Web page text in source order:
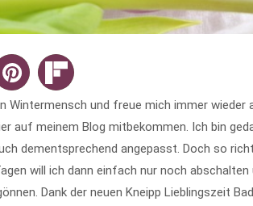
Wintermensch und freue mich immer wieder
auf meinem Blog mitbekommen. Ich bin
dementsprechend angepasst. Doch so
will ich dann einfach nur noch abschalten
Dank der neuen Kneipp Lieblingszeit